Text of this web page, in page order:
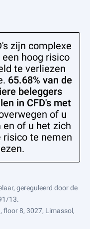
zijn complexe
hoog risico
te verliezen
65.68% van de
beleggers
in CFD's met
of u
en of u het zich
risico te nemen
gereguleerd door de
13.
floor 8, 3027, Limassol,